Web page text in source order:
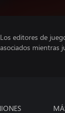
Los editores de
asociados mientras